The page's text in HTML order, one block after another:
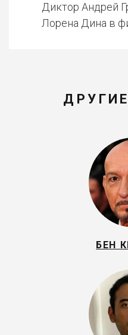
Диктор Андрей
Лорена Дина в
БЕН